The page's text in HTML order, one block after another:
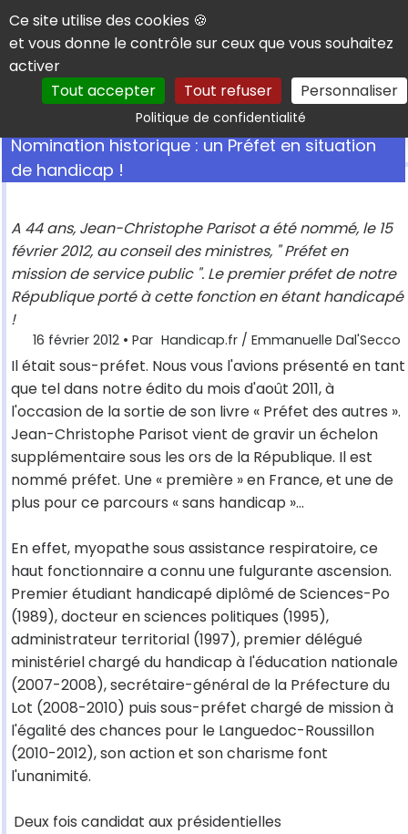
Panneau de gestion des cookies
Ce site utilise des cookies 🍪
et vous donne le contrôle sur ceux que vous souhaitez
activer
Tout accepter
Tout refuser Personnaliser
Politique de confidentialitéRechercher
Nomination historique : un Préfet en situation
de handicap !
A 44 ans, Jean-Christophe Parisot a été nommé, le 15
février 2012, au conseil des ministres, " Préfet en
mission de service public ". Le premier préfet de notre
République porté à cette fonction en étant handicapé
!
16 février 2012 • Par Handicap.fr / Emmanuelle Dal'Secco
Il était sous-préfet. Nous vous l'avions présenté en tant
que tel dans notre édito du mois d'août 2011, à
l'occasion de la sortie de son livre « Préfet des autres ».
Jean-Christophe Parisot vient de gravir un échelon
supplémentaire sous les ors de la République. Il est
nommé préfet. Une « première » en France, et une de
plus pour ce parcours « sans handicap »...
En effet, myopathe sous assistance respiratoire, ce
haut fonctionnaire a connu une fulgurante ascension.
Premier étudiant handicapé diplômé de Sciences-Po
(1989), docteur en sciences politiques (1995),
administrateur territorial (1997), premier délégué
ministériel chargé du handicap à l'éducation nationale
(2007-2008), secrétaire-général de la Préfecture du
Lot (2008-2010) puis sous-préfet chargé de mission à
l'égalité des chances pour le Languedoc-Roussillon
(2010-2012), son action et son charisme font
l'unanimité.
Deux fois candidat aux présidentielles